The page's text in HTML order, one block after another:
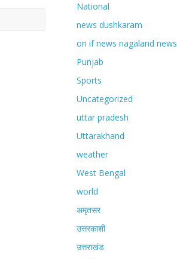
National
news dushkaram
on if news nagaland news
Punjab
Sports
Uncategorized
uttar pradesh
Uttarakhand
weather
West Bengal
world
अमृतसर
उत्तरकाशी
उत्तराखंड